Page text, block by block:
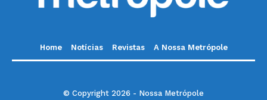
Home Notícias Revistas A Nossa Metrópole
© Copyright 2026 - Nossa Metrópole